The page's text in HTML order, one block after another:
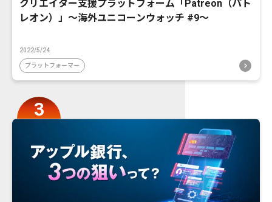
クリエイター支援プラットフォーム「Patreon（パト
レオン）」〜海外ユニコーンウォッチ #9〜
2022/5/24
プラットフォーマー